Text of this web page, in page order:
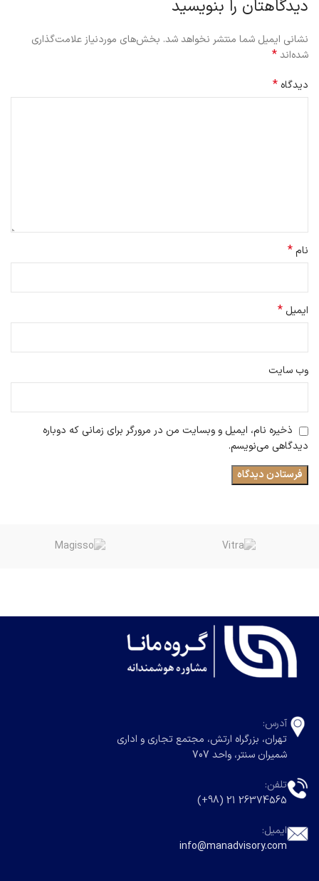
دیدگاهتان را بنویسید
نشانی ایمیل شما منتشر نخواهد شد. بخش‌های موردنیاز علامت‌گذاری
شده‌اند*
دیدگاه *
نام*
ایمیل *
وب‌ سایت
ذخیره نام، ایمیل و وبسایت من در مرورگر برای زمانی که دوباره
دیدگاهی می‌نویسم.
آدرس:
تهران، بزرگراه ارتش، مجتمع تجاری و اداری
شمیران سنتر، واحد 707
تلفن:
26374565 21 (98+)
ایمیل:
info@manadvisory.com